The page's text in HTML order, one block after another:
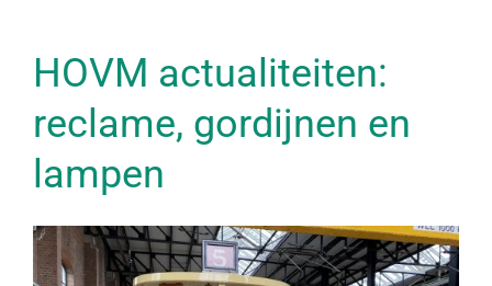
HOVM actualiteiten:
reclame, gordijnen en
lampen